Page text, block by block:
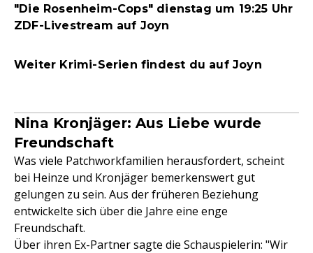
"Die Rosenheim-Cops" dienstag um 19:25 Uhr
ZDF-Livestream auf Joyn
Weiter Krimi-Serien findest du auf Joyn
Nina Kronjäger: Aus Liebe wurde
Freundschaft
Was viele Patchworkfamilien herausfordert, scheint
bei Heinze und Kronjäger bemerkenswert gut
gelungen zu sein. Aus der früheren Beziehung
entwickelte sich über die Jahre eine enge
Freundschaft.
Über ihren Ex-Partner sagte die Schauspielerin: "Wir